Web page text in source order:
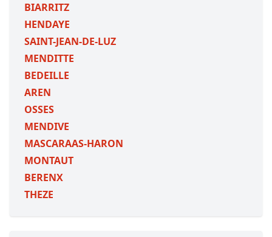
BIARRITZ
HENDAYE
SAINT-JEAN-DE-LUZ
MENDITTE
BEDEILLE
AREN
OSSES
MENDIVE
MASCARAAS-HARON
MONTAUT
BERENX
THEZE